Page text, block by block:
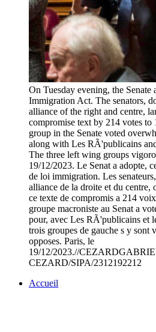
On Tuesday evening, the Senate
Immigration Act. The senators,
alliance of the right and centre,
compromise text by 214 votes to
group in the Senate voted
along with Les RÃ'publicains
The three left wing groups
19/12/2023. Le Senat a adopte,
de loi immigration. Les
alliance de la droite et du centre,
ce texte de compromis a 214
groupe macroniste au Senat a
pour, avec Les RÃ'publicains et
trois groupes de gauche s y sont
opposes. Paris, le
19/12/2023.//
CEZARD/SIPA/2312192212
Accueil